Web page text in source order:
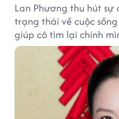
Lan Phương thu hút
trạng thái về cuộc
giúp cô tìm lại chính